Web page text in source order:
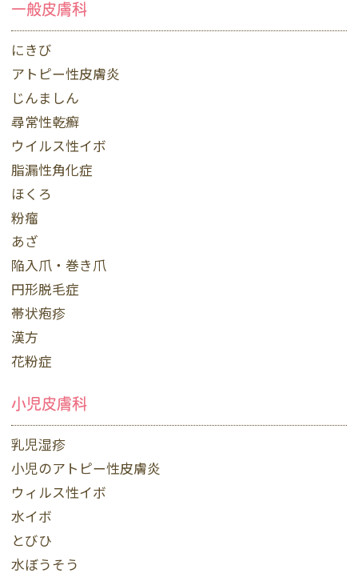
一般皮膚科
にきび
アトピー性皮膚炎
じんましん
尋常性乾癬
ウイルス性イボ
脂漏性角化症
ほくろ
粉瘤
あざ
陥入爪・巻き爪
円形脱毛症
帯状疱疹
漢方
花粉症
小児皮膚科
乳児湿疹
小児のアトピー性皮膚炎
ウィルス性イボ
水イボ
とびひ
水ぼうそう